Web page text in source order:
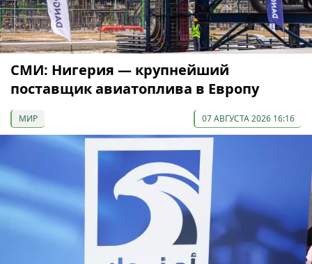
СМИ: Нигерия — крупнейший
поставщик авиатоплива в Европу
МИР 07 АВГУСТА 2026 16:16